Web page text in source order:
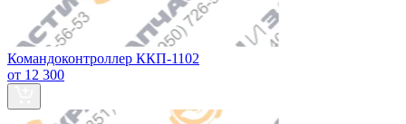
Командоконтроллер ККП-1102
от 12 300